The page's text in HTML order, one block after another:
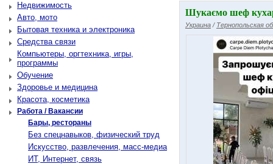
Недвижимость
Авто, мото
Бытовая техника и электроника
Средства связи
Компьютеры, оргтехника, игры,
программы
Обучение
Здоровье и медицина
Красота, косметика
Работа / Вакансии
Бары, рестораны
Без спецнавыков, физический труд
Искусство, развлечения, масс-медиа
ИТ, Интернет, связь
Шукаємо шеф
Украина / Тернопольская